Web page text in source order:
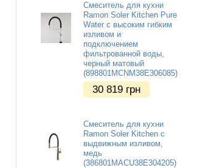
Смеситель для кухни
Ramon Soler Kitchen Pure
Water с высоким гибким
изливом и
подключением
фильтрованной воды,
черный матовый
(898801MCNM38E306085)
30 819 грн
Смеситель для кухни
Ramon Soler Kitchen с
выдвижным изливом,
медь
(386801MACU38E304205)